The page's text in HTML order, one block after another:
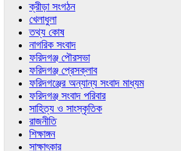
ক্রীড়া সংগঠন
খেলাধুলা
তথ্য কোষ
নাগরিক সংবাদ
ফরিদগঞ্জ পৌরসভা
ফরিদগঞ্জ প্রেসক্লাব
ফরিদগঞ্জের অন্যান্য সংবাদ মাধ্যম
ফরিদগঞ্জ সংবাদ পরিবার
সাহিত্য ও সাংস্কৃতিক
রাজনীতি
শিক্ষাঙ্গন
সাক্ষাৎকার